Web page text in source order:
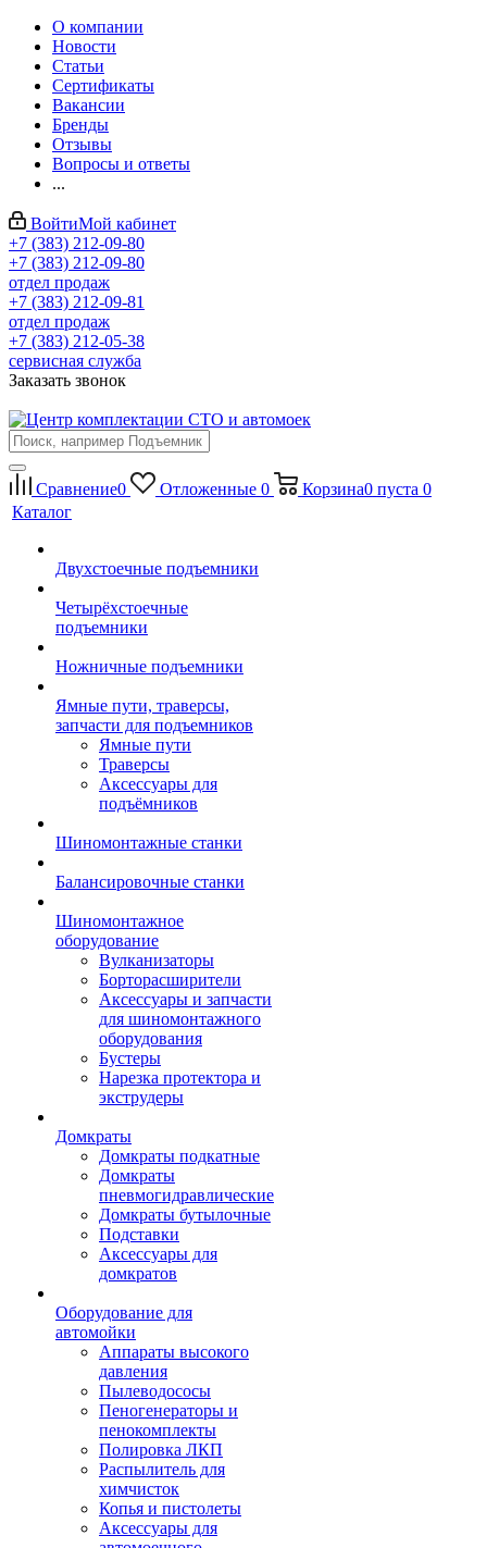
О компании
Новости
Статьи
Сертификаты
Вакансии
Бренды
Отзывы
Вопросы и ответы
...
ВойтиМой кабинет
+7 (383) 212-09-80
+7 (383) 212-09-80
отдел продаж
+7 (383) 212-09-81
отдел продаж
+7 (383) 212-05-38
сервисная служба
Заказать звонок
Сравнение0 Отложенные 0 Корзина0 пуста 0
Каталог
Двухстоечные подъемники
Четырёхстоечные
подъемники
Ножничные подъемники
Ямные пути, траверсы,
запчасти для подъемников
Ямные пути
Траверсы
Аксессуары для
подъёмников
Шиномонтажные станки
Балансировочные станки
Шиномонтажное
оборудование
Вулканизаторы
Борторасширители
Аксессуары и запчасти
для шиномонтажного
оборудования
Бустеры
Нарезка протектора и
экструдеры
Домкраты
Домкраты подкатные
Домкраты
пневмогидравлические
Домкраты бутылочные
Подставки
Аксессуары для
домкратов
Оборудование для
автомойки
Аппараты высокого
давления
Пылеводососы
Пеногенераторы и
пенокомплекты
Полировка ЛКП
Распылитель для
химчисток
Копья и пистолеты
Аксессуары для